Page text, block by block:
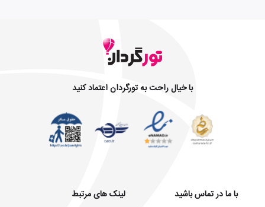
با خیال راحت به تورگردان اعتماد کنید
با ما در تماس باشید
لینک های مرتبط